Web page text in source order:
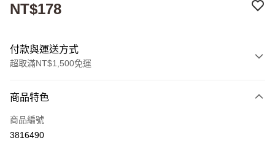
NT$178
付款與運送方式
超取滿NT$1,500免運
信用卡一次付款
超商取貨付款
商品特色
商品編號
3816490